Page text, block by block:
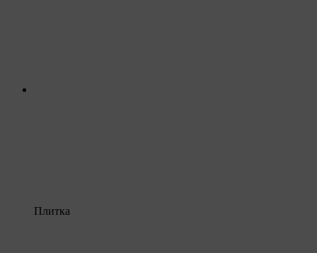
Плитка